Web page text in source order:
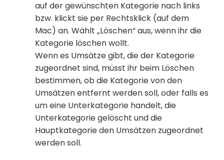
auf der gewünschten Kategorie nach links
bzw. klickt sie per Rechtsklick (auf dem
Mac) an. Wählt „Löschen“ aus, wenn ihr die
Kategorie löschen wollt.
Wenn es Umsätze gibt, die der Kategorie
zugeordnet sind, müsst ihr beim Löschen
bestimmen, ob die Kategorie von den
Umsätzen entfernt werden soll, oder falls es
um eine Unterkategorie handelt, die
Unterkategorie gelöscht und die
Hauptkategorie den Umsätzen zugeordnet
werden soll.